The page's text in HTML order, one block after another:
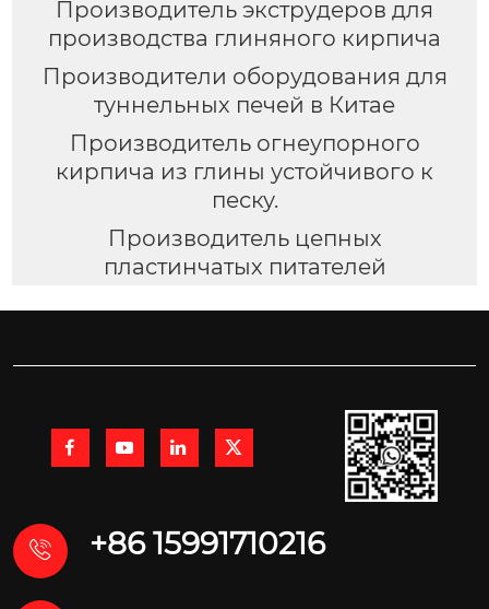
Производитель экструдеров для
производства глиняного кирпича
Производители оборудования для
туннельных печей в Китае
Производитель огнеупорного
кирпича из глины устойчивого к
песку.
Производитель цепных
пластинчатых питателей
   
 +86 15991710216